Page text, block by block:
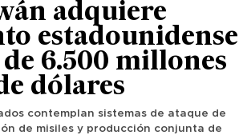
adquiere
estadounidense
6.500 millones
dólares
contemplan sistemas de ataque de
de misiles y producción conjunta de